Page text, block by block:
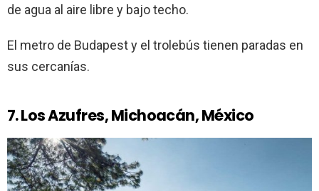
de agua al aire libre y bajo techo.
El metro de Budapest y el trolebús tienen paradas en
sus cercanías.
7. Los Azufres, Michoacán, México